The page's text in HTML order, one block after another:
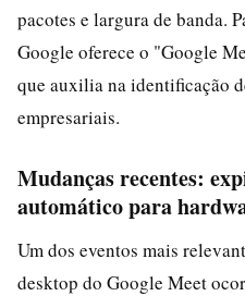
pacotes e largura de banda.
Google oferece o "Google
que auxilia na identificação
empresariais.
Mudanças recentes:
automático para
Um dos eventos mais
desktop do Google Meet